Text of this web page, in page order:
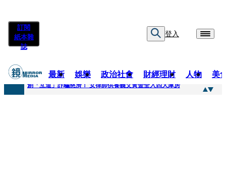
訂閱
紙本雜
誌
登入
最新 娛樂 政治社會 財經理財 人物 美
快訊
創「互道」詐騙慈濟！ 女律師供養義父黃金全入四大庫房